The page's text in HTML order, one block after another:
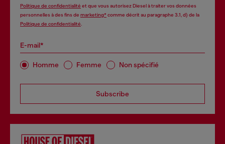
Politique de confidentialité et que vous autorisez Diesel à traiter vos données
personnelles à des fins de marketing*comme décrit au paragraphe 3.1, d) de la
Politique de confidentialité
E-mail*
Homme Femme Non spécifié
Subscribe